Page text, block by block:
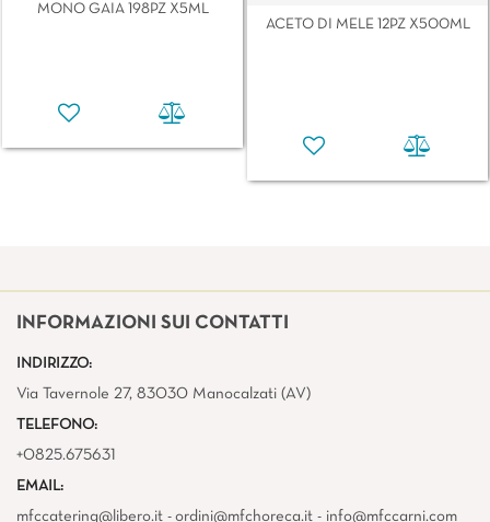
MONO GAIA 198PZ X5ML
ACETO DI MELE 12PZ X500ML
INFORMAZIONI SUI CONTATTI
INDIRIZZO:
Via Tavernole 27, 83030 Manocalzati (AV)
TELEFONO:
+0825.675631
EMAIL:
mfccatering@libero.it - ordini@mfchoreca.it - info@mfccarni.com